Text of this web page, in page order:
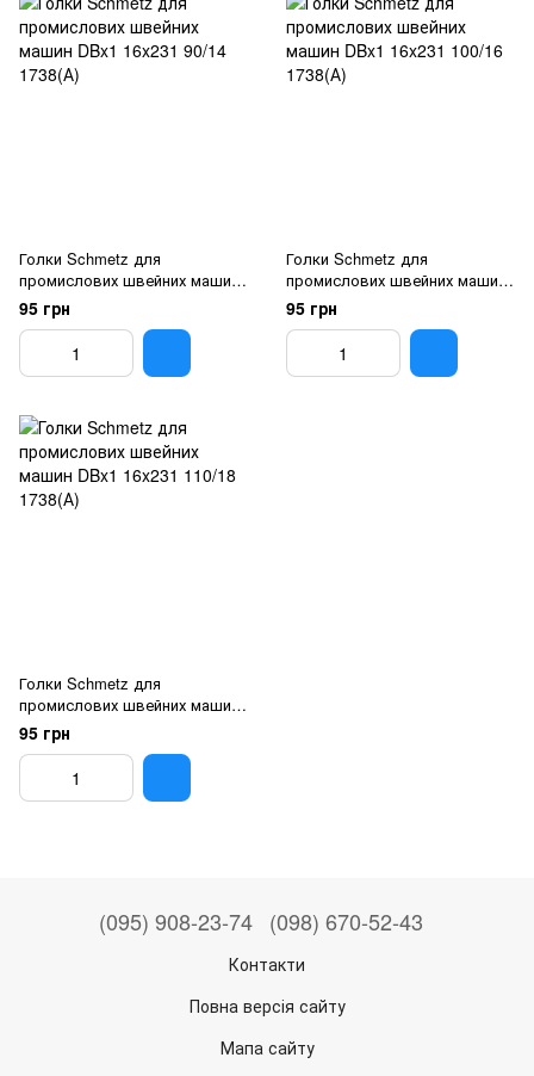
Голки Schmetz для
промислових швейних машин
DBx1 16x231 90/14 1738(А)
95 грн
Голки Schmetz для
промислових швейних машин
DBx1 16x231 100/16 1738(А)
95 грн
Голки Schmetz для
промислових швейних машин
DBx1 16x231 110/18 1738(А)
95 грн
(095) 908-23-74 (098) 670-52-43
Контакти
Повна версія сайту
Мапа сайту